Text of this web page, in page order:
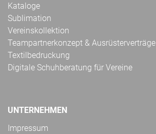
Kataloge
Sublimation
Vereinskollektion
Teampartnerkonzept & Ausrüsterverträge
Textilbedruckung
Digitale Schuhberatung für Vereine
UNTERNEHMEN
Impressum